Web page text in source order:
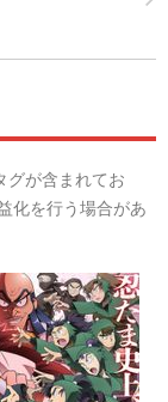
グが含まれてお
化を行う場合があ